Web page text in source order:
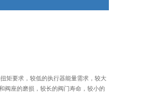
矩要求，较低的执行器能量需求，较大
阀座的磨损，较长的阀门寿命，较小的